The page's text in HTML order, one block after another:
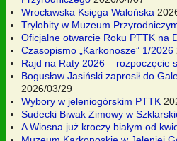
Wrocławska Księga Walońska
Trylobity w Muzeum
Oficjalne otwarcie Roku PTTK na
Czasopismo „Karkonosze” 1/2026
Rajd na Raty 2026 – rozpoczęcie
Bogusław Jasiński zaprosił do
2026/03/29
Wybory w jeleniogórskim PTTK
Sudecki Biwak Zimowy w
A Wiosna już kroczy białym od